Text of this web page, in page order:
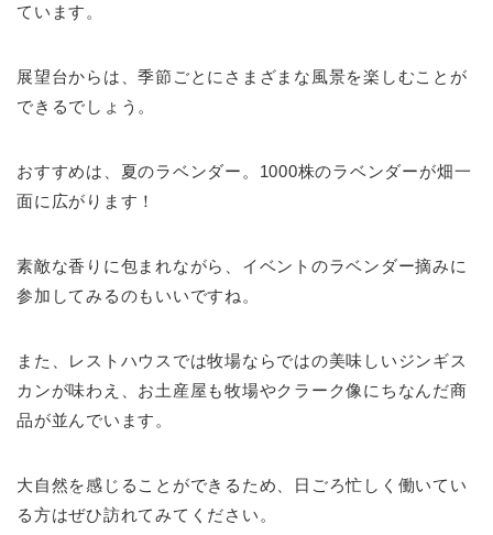
ています。
展望台からは、季節ごとにさまざまな風景を楽しむことが
できるでしょう。
おすすめは、夏のラベンダー。1000株のラベンダーが畑一
面に広がります！
素敵な香りに包まれながら、イベントのラベンダー摘みに
参加してみるのもいいですね。
また、レストハウスでは牧場ならではの美味しいジンギス
カンが味わえ、お土産屋も牧場やクラーク像にちなんだ商
品が並んでいます。
大自然を感じることができるため、日ごろ忙しく働いてい
る方はぜひ訪れてみてください。